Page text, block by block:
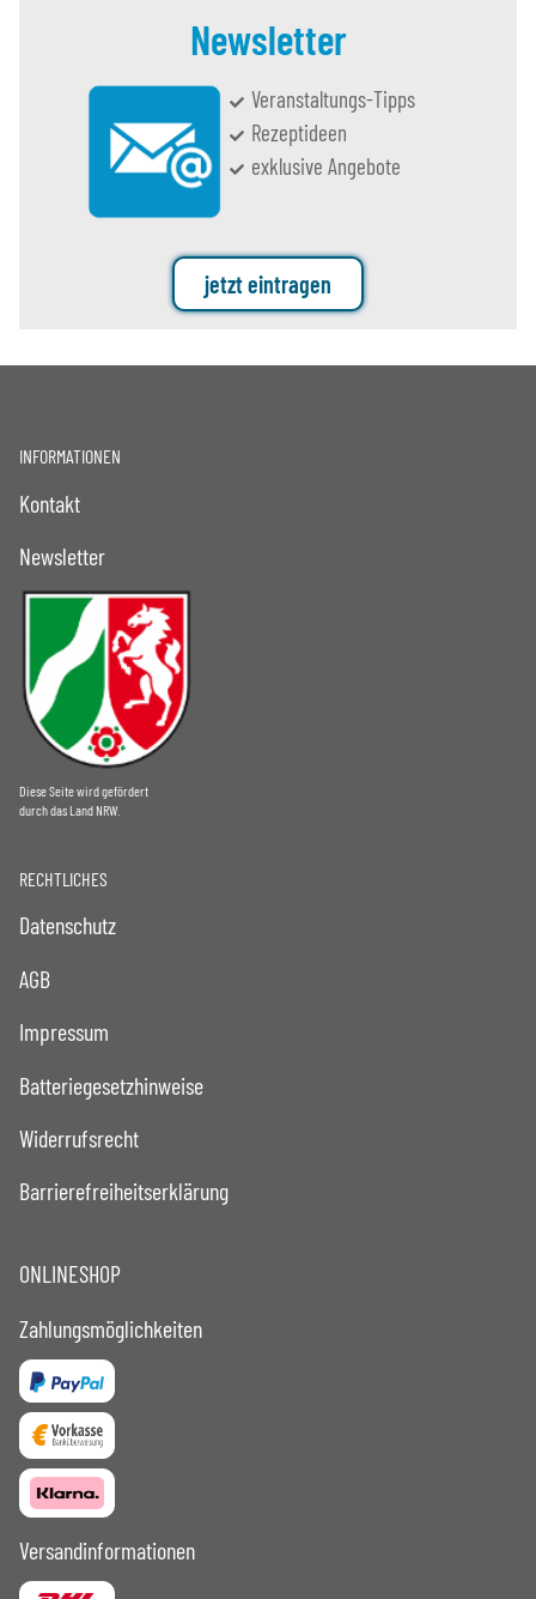
Newsletter
Veranstaltungs-Tipps
Rezeptideen
exklusive Angebote
jetzt eintragen
INFORMATIONEN
Kontakt
Newsletter
Diese Seite wird gefördert
durch das Land NRW.
RECHTLICHES
Datenschutz
AGB
Impressum
Batteriegesetzhinweise
Widerrufsrecht
Barrierefreiheitserklärung
ONLINESHOP
Zahlungsmöglichkeiten
Versandinformationen